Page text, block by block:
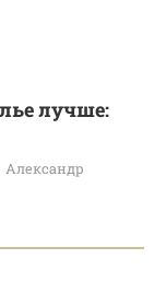
лучше:
Александр